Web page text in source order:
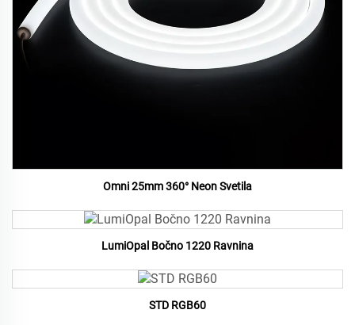
Omni 25mm 360° Neon Svetila
LumiOpal Bočno 1220 Ravnina
STD RGB60